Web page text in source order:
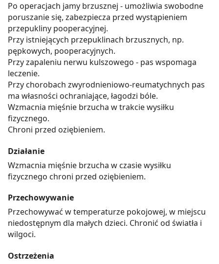
Po operacjach jamy brzusznej - umożliwia swobodne
poruszanie się, zabezpiecza przed wystąpieniem
przepukliny pooperacyjnej.
Przy istniejących przepuklinach brzusznych, np.
pępkowych, pooperacyjnych.
Przy zapaleniu nerwu kulszowego - pas wspomaga
leczenie.
Przy chorobach zwyrodnieniowo-reumatychnych pas
ma własności ochraniające, łagodzi bóle.
Wzmacnia mięśnie brzucha w trakcie wysiłku
fizycznego.
Chroni przed oziębieniem.
Działanie
Wzmacnia mięśnie brzucha w czasie wysiłku
fizycznego chroni przed oziębieniem.
Przechowywanie
Przechowywać w temperaturze pokojowej, w miejscu
niedostępnym dla małych dzieci. Chronić od światła i
wilgoci.
Ostrzeżenia